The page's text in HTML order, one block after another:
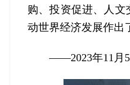
购、投资促进、人
动世界经济发展作出
——2023年11月5